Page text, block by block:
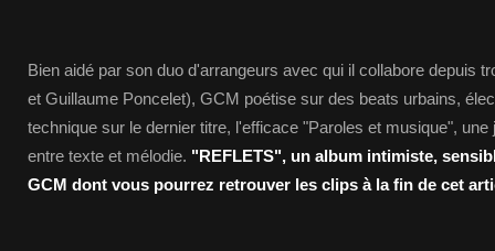
Bien aidé par son duo d'arrangeurs avec qui il collabore depuis
et Guillaume Poncelet), GCM poétise sur des beats urbains,
technique sur le dernier titre, l'efficace "Paroles et musique",
entre texte et mélodie. "REFLETS", un album intimiste,
GCM dont vous pourrez retrouver les clips à la fin de cet